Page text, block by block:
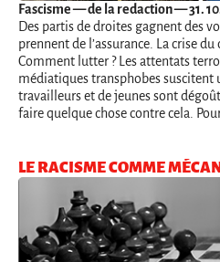
Fascisme— de la redaction — 31.
Des partis de droites gagnent des
prennent de l’assurance. La crise
Comment lutter ? Les attentats
médiatiques transphobes suscitent
travailleurs et de jeunes sont
faire quelque chose contre cela.
LE RACISME COMME